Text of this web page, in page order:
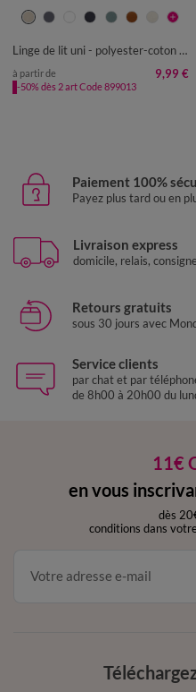
Linge de lit uni - polyester-coton 57 fils/cm²
à partir de 9,99 €
-50% dès 2 art Code 899013
Paiement 100%
Payez plus tard ou en
Livraison express
domicile, relais,
Retours gratuits
sous 30 jours avec
Service clients
par chat et par
de 8h00 à 20h00 du
11€
en vous
dès
conditions dans